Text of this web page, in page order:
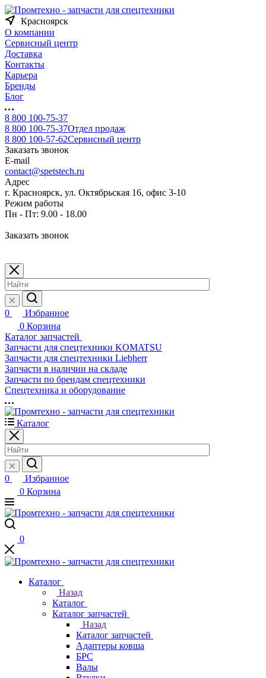
Красноярск
О компании
Сервисный центр
Доставка
Контакты
Карьера
Бренды
Блог
8 800 100-75-37
8 800 100-75-37Отдел продаж
8 800 100-57-62Сервисный центр
Заказать звонок
E-mail
contact@spetstech.ru
Адрес
г. Красноярск, ул. Октябрьская 16, офис 3-10
Режим работы
Пн - Пт: 9.00 - 18.00
Заказать звонок
0
Избранное
0 Корзина
Каталог запчастей
Запчасти для спецтехники KOMATSU
Запчасти для спецтехники Liebherr
Запчасти в наличии на складе
Запчасти по брендам спецтехники
Спецтехника и оборудование
Каталог
0
Избранное
0 Корзина
0
Каталог
Назад
Каталог
Каталог запчастей
Назад
Каталог запчастей
Адаптеры ковша
БРС
Валы